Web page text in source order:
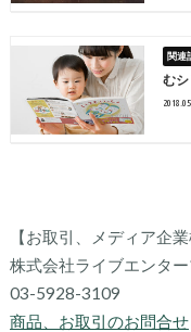
むシ
【お取引、メディア企
株式会社ライブエンタ
03-5928-3109
商品、お取引のお問合せ